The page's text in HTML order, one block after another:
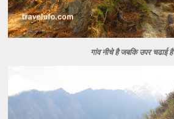
गांव नीचे है जबकि उपर चढाई है